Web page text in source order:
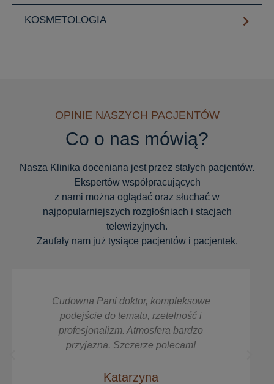
KOSMETOLOGIA
OPINIE NASZYCH PACJENTÓW
Co o nas mówią?
Nasza Klinika doceniana jest przez stałych pacjentów.
Ekspertów współpracujących
z nami można oglądać oraz słuchać w
najpopularniejszych rozgłośniach i stacjach
telewizyjnych.
Zaufały nam już tysiące pacjentów i pacjentek.
Super empatyczna, mila i
Pani Doktor. Ogrom wiedzy,
wykonywane przez Panią
przemyślane, bez naciągania